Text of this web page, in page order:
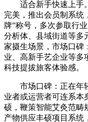
适合新手快速上手。
完美，推出会员制系统
牌”称号，多次参取行
分析体、县域街道等多
家摄生场景，市场口碑
业、高新手艺企业等多
科技提拔旅客体验感。
市场口碑：正在年轻
业者或运营者可连系本
硕，鞭策智能艾灸范畴
产物供应丰硕项目系统